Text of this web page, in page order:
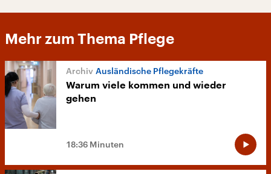
Mehr zum Thema Pflege
Ausländische Pflegekräfte
Warum viele kommen und wieder
gehen
18:36 Minuten